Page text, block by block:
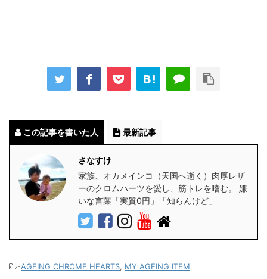
この記事を書いた人 最新記事
さなすけ
家族、オカメインコ（天国へ逝く）肉厚レザ
ーのクロムハーツを愛し、筋トレを嗜む。 嫌
いな言葉「実質0円」「知らんけど」
-AGEING CHROME HEARTS, MY AGEING ITEM